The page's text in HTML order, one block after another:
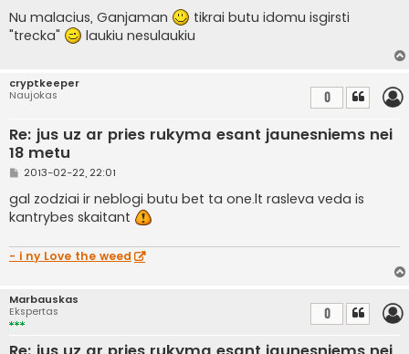
a
n
d
i
n
Nu malacius, Ganjaman
tikrai butu idomu isgirsti
"trecka"
laukiu nesulaukiu
cryptkeeper
Naujokas
Re: jus uz ar pries rukyma esant jaunesniems nei
18 metu
0
S
a
n
d
t
i
2013-02-22, 22:01
gal zodziai ir neblogi butu bet ta one.lt rasleva veda is
kantrybes skaitant
- i ny Love the weed
Marbauskas
Ekspertas
0